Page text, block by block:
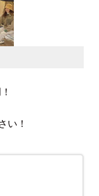
い！